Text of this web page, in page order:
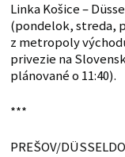
Linka Košice –
(pondelok, streda,
z metropoly
privezie na
plánované o 11:40).
***
PREŠOV/